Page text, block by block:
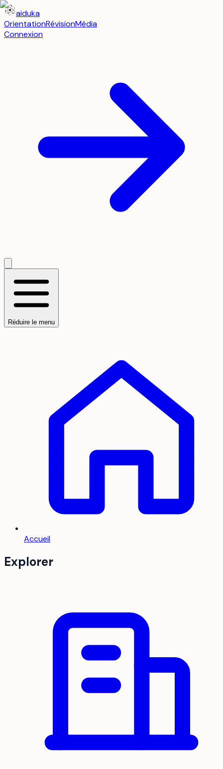
aiduka
OrientationRévisionMédia
Connexion
Réduire le menu
Accueil
Explorer